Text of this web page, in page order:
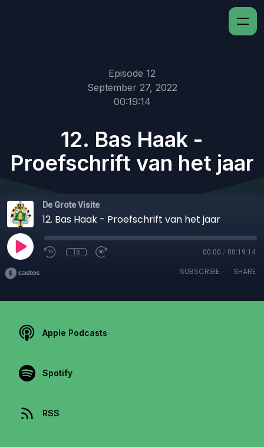
Episode 12
September 27, 2022
00:19:14
12. Bas Haak -
Proefschrift van het jaar
De Grote Visite
12. Bas Haak - Proefschrift van het jaar
1x 00:00 / 00:19:14
SUBSCRIBE SHARE
Apple Podcasts
Spotify
RSS